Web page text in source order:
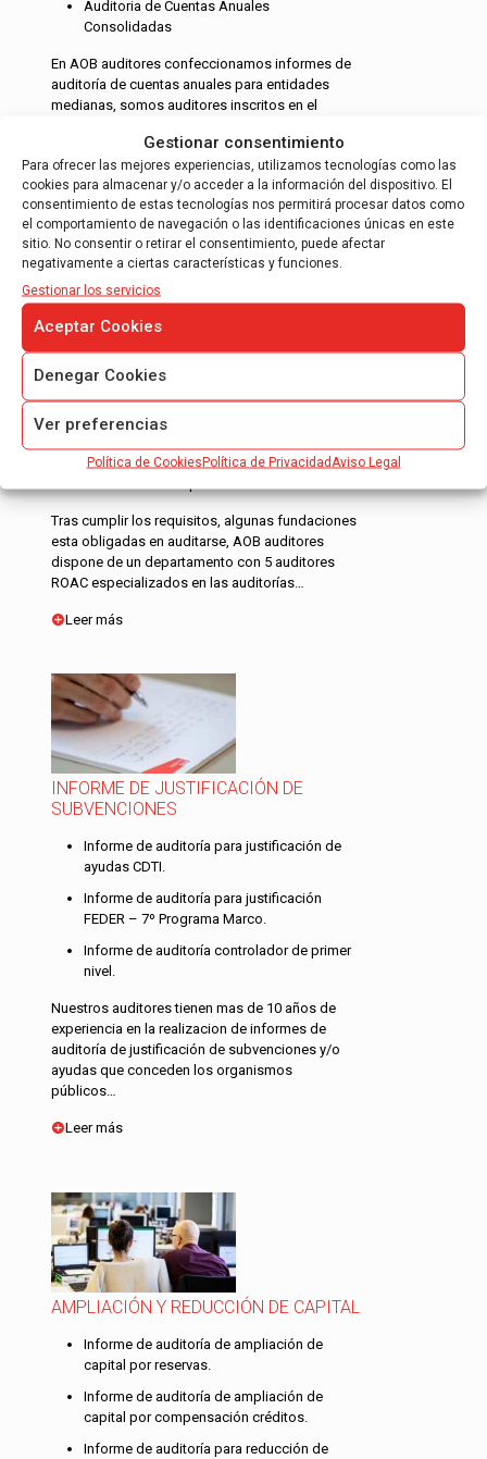
Gestionar consentimiento
Para ofrecer las mejores experiencias, utilizamos tecnologías como las
cookies para almacenar y/o acceder a la información del dispositivo. El
consentimiento de estas tecnologías nos permitirá procesar datos como
el comportamiento de navegación o las identificaciones únicas en este
sitio. No consentir o retirar el consentimiento, puede afectar
negativamente a ciertas características y funciones.
Gestionar los servicios
Aceptar Cookies
Denegar Cookies
Ver preferencias
Política de CookiesPolítica de Privacidad Aviso Legal
Auditoria de Cuentas Anuales
Consolidadas
En AOB auditores confeccionamos informes de
auditoría de cuentas anuales para entidades
medianas, somos auditores inscritos en el
Leer más
AUDITORÍA DE FUNDACIONES Y
ASOCIACIONES
Auditorías de fundaciones obligatorias.
Auditorías de asociaciones obligatorias.
Tras cumplir los requisitos, algunas fundaciones
esta obligadas en auditarse, AOB auditores
dispone de un departamento con 5 auditores
ROAC especializados en las auditorías…
Leer más
INFORME DE JUSTIFICACIÓN DE
SUBVENCIONES
Informe de auditoría para justificación de
ayudas CDTI.
Informe de auditoría para justificación
FEDER – 7º Programa Marco.
Informe de auditoría controlador de primer
nivel.
Nuestros auditores tienen mas de 10 años de
experiencia en la realizacion de informes de
auditoría de justificación de subvenciones y/o
ayudas que conceden los organismos
públicos…
Leer más
AMPLIACIÓN Y REDUCCIÓN DE CAPITAL
Informe de auditoría de ampliación de
capital por reservas.
Informe de auditoría de ampliación de
capital por compensación créditos.
Informe de auditoría para reducción de